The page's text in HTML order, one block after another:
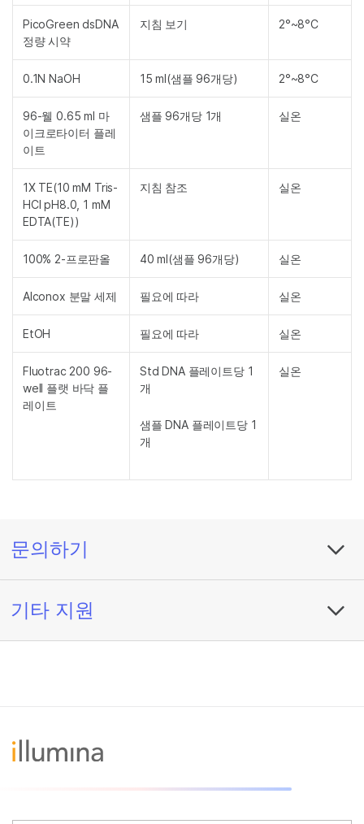
PicoGreen dsDNA
정량 시약
지침 보기 2°~8°C
0.1N NaOH 15 ml(샘플 96개당) 2°~8°C
96-웰 0.65 ml 마
이크로타이터 플레
이트
샘플 96개당 1개 실온
1X TE(10 mM Tris-
HCl pH8.0, 1 mM
EDTA(TE))
지침 참조 실온
100% 2-프로판올 40 ml(샘플 96개당) 실온
Alconox 분말 세제 필요에 따라 실온
EtOH 필요에 따라 실온
Fluotrac 200 96-
well 플랫 바닥 플
레이트
Std DNA 플레이트당 1
개
샘플 DNA 플레이트당 1
개
실온
문의하기
기타 지원